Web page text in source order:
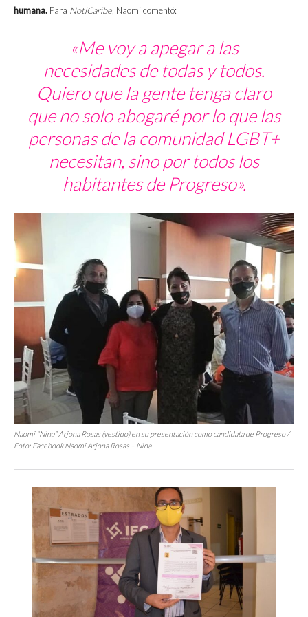
humana. Para NotiCaribe , Naomi comentó:
«Me voy a apegar a las
necesidades de todas y todos.
Quiero que la gente tenga claro
que no solo abogaré por lo que las
personas de la comunidad LGBT+
necesitan, sino por todos los
habitantes de Progreso».
Naomi “Nina” Arjona Rosas (vestido) en su presentación como candidata de Progreso /
Foto: Facebook Naomi Arjona Rosas – Nina